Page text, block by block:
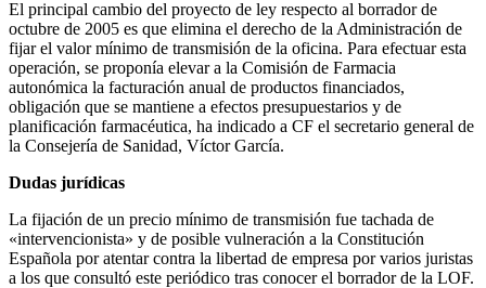
El principal cambio del proyecto de ley respecto al borrador de
octubre de 2005 es que elimina el derecho de la Administración de
fijar el valor mínimo de transmisión de la oficina. Para efectuar esta
operación, se proponía elevar a la Comisión de Farmacia
autonómica la facturación anual de productos financiados,
obligación que se mantiene a efectos presupuestarios y de
planificación farmacéutica, ha indicado a CF el secretario general de
la Consejería de Sanidad, Víctor García.
Dudas jurídicas
La fijación de un precio mínimo de transmisión fue tachada de
«intervencionista» y de posible vulneración a la Constitución
Española por atentar contra la libertad de empresa por varios juristas
a los que consultó este periódico tras conocer el borrador de la LOF.